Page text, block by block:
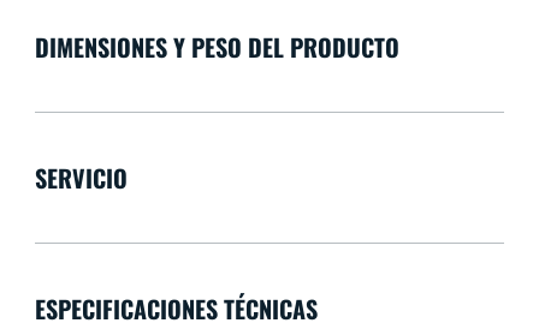
DIMENSIONES Y PESO DEL PRODUCTO
SERVICIO
ESPECIFICACIONES TÉCNICAS